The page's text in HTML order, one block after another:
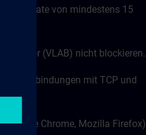
von mindestens 15
Labor (VLAB) nicht blockieren.
Verbindungen mit TCP und
Google Chrome, Mozilla Firefox)